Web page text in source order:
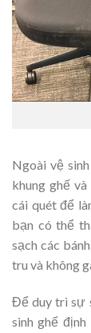
Ngoài vệ
khung ghế
cái quét để
bạn có thể
sạch các
tru và không
Để duy trì sự
sinh ghế